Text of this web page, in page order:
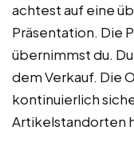
achtest auf eine
Präsentation. Die
übernimmst du.
dem Verkauf. Die
kontinuierlich
Artikelstandorten